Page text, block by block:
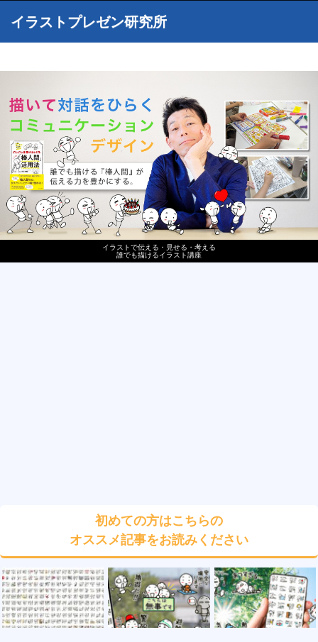
イラストで伝える・見せる・考える
誰でも描けるイラスト講座
イラストプレゼン研究所
初めての方はこちらの
オススメ記事をお読みください